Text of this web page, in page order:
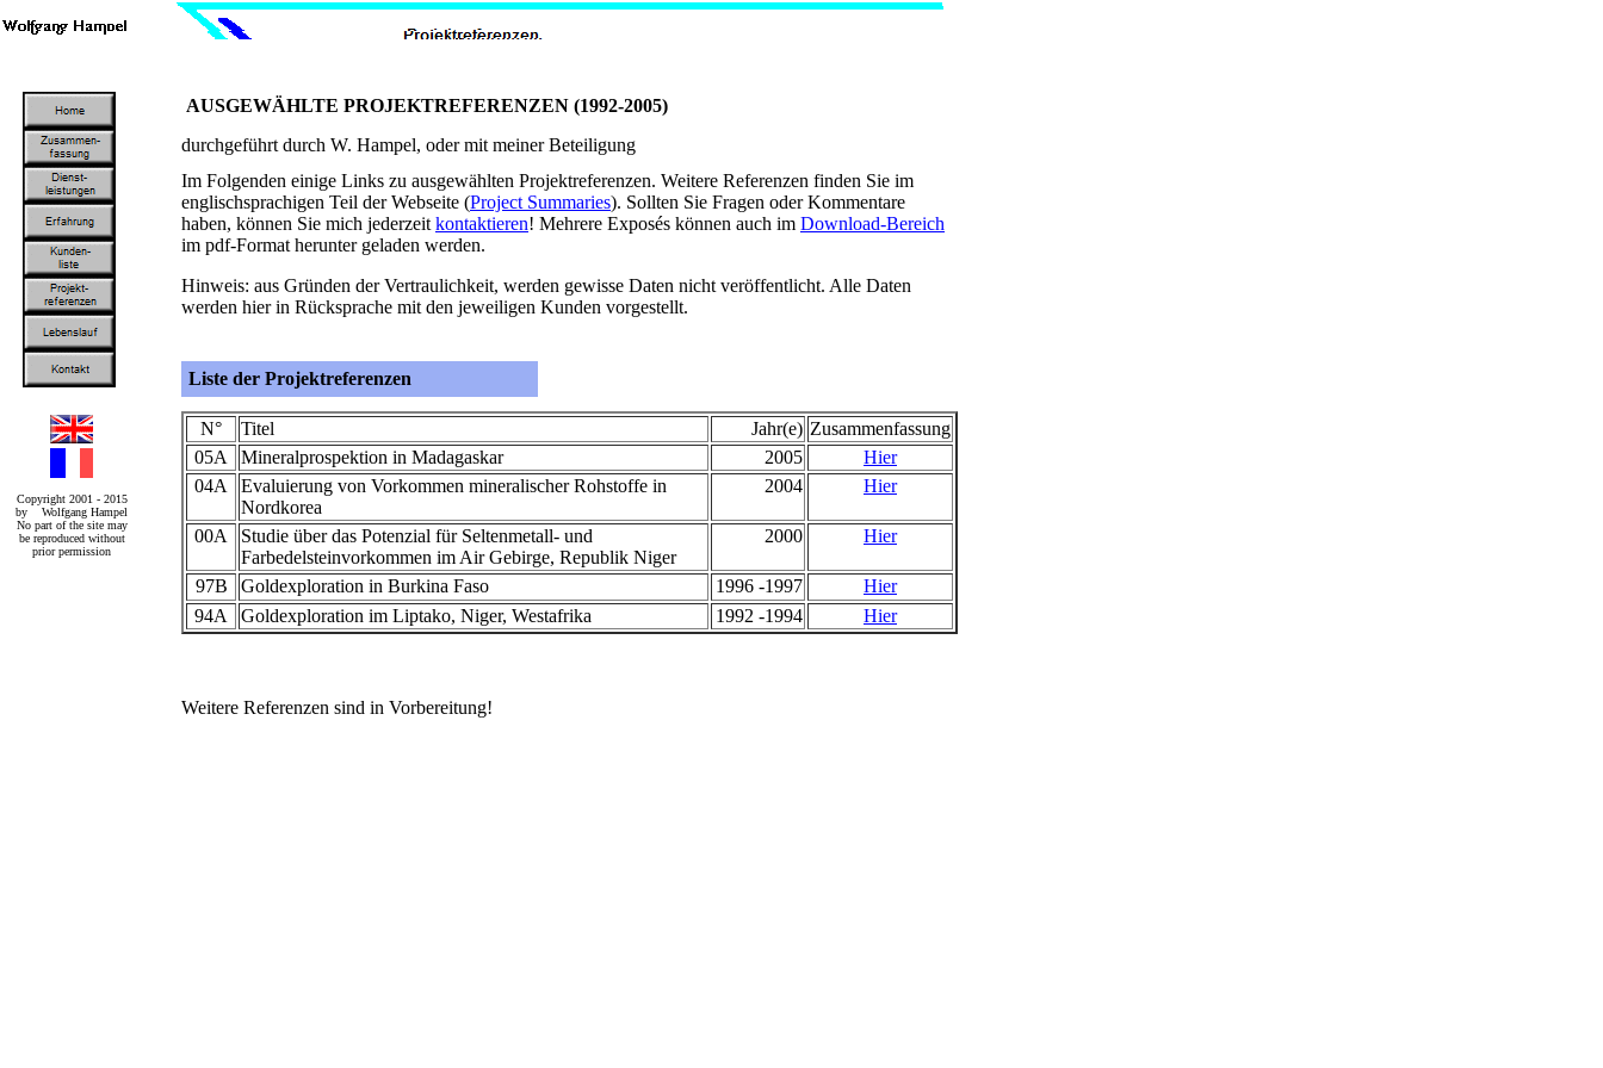
Copyright 2001 - 2015
by Wolfgang Hampel
No part of the site may
be reproduced without
prior permission
AUSGEWÄHLTE PROJEKTREFERENZEN (1992-2005)
durchgeführt durch W. Hampel, oder mit meiner Beteiligung
Im Folgenden einige Links zu ausgewählten Projektreferenzen. Weitere Referenzen finden Sie im
englischsprachigen Teil der Webseite (Project Summaries). Sollten Sie Fragen oder Kommentare
haben, können Sie mich jederzeit kontaktieren! Mehrere Exposés können auch im Download-Bereich
im pdf-Format herunter geladen werden.
Hinweis: aus Gründen der Vertraulichkeit, werden gewisse Daten nicht veröffentlicht. Alle Daten
werden hier in Rücksprache mit den jeweiligen Kunden vorgestellt.
Liste der Projektreferenzen
N° Titel Jahr(e) Zusammenfassung
05A
Mineralprospektion in Madagaskar 2005
Hier
04A
Evaluierung von Vorkommen mineralischer Rohstoffe in
Nordkorea
2004 Hier
00A
Studie über das Potenzial für Seltenmetall- und
Farbedelsteinvorkommen im Air Gebirge, Republik Niger
2000 Hier
97B Goldexploration in Burkina Faso 1996 -1997
Hier
94A
Goldexploration im Liptako, Niger, Westafrika 1992 -1994 Hier
Weitere Referenzen sind in Vorbereitung!